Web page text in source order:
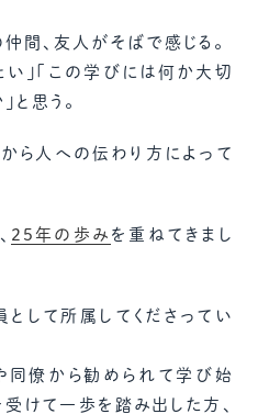
間、友人がそばで感じる。
い」「この学びには何か大切
と思う。
ら人への伝わり方によって
25年の歩み を重ねてきまし
して所属してくださってい
同僚から勧められて学び始
けて一歩を踏み出した方、